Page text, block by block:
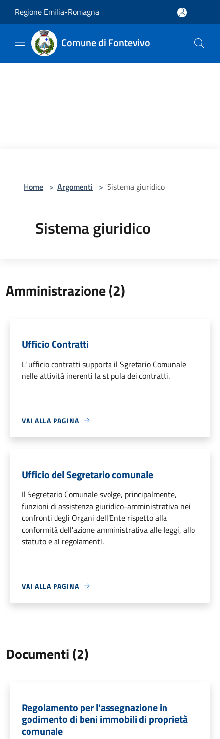
Regione Emilia-Romagna
Comune di Fontevivo
Home > Argomenti > Sistema giuridico
Sistema giuridico
Amministrazione (2)
Ufficio Contratti
L' ufficio contratti supporta il Sgretario Comunale
nelle attività inerenti la stipula dei contratti.
VAI ALLA PAGINA
Ufficio del Segretario comunale
Il Segretario Comunale svolge, principalmente,
funzioni di assistenza giuridico-amministrativa nei
confronti degli Organi dell'Ente rispetto alla
conformità dell'azione amministrativa alle leggi, allo
statuto e ai regolamenti.
VAI ALLA PAGINA
Documenti (2)
Regolamento per l'assegnazione in
godimento di beni immobili di proprietà
comunale